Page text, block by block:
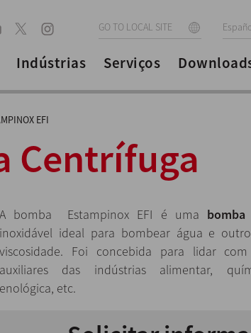
GO TO LOCAL SITE
Indústrias Serviços
EFI
Centrífuga
A bomba Estampinox EFI é uma
inoxidável ideal para bombear água e
viscosidade. Foi concebida para lidar
auxiliares das indústrias alimentar,
enológica, etc.